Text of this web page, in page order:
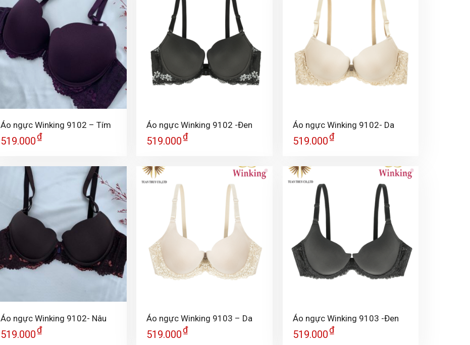
Áo ngực Winking 9102 – Tím
519.000₫
Áo ngực Winking 9102 -Đen
519.000₫
Áo ngực Winking 9102- Da
519.000₫
Áo ngực Winking 9102- Nâu
519.000₫
Áo ngực Winking 9103 – Da
519.000₫
Áo ngực Winking 9103 -Đen
519.000₫